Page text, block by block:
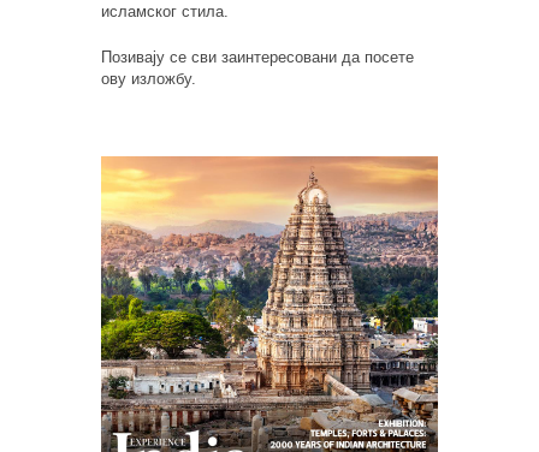
исламског стила.
Позивају се сви заинтересовани да посете
ову изложбу.